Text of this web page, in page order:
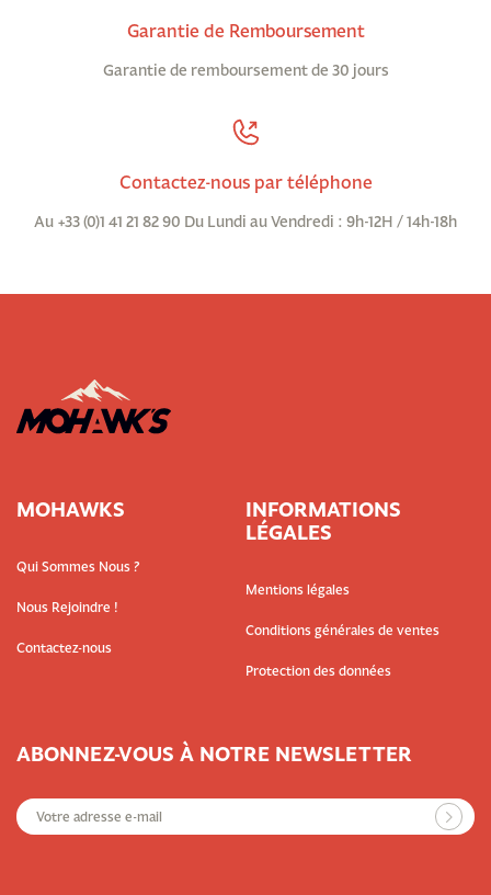
Garantie de Remboursement
Garantie de remboursement de 30 jours
Contactez-nous par téléphone
Au +33 (0)1 41 21 82 90 Du Lundi au Vendredi : 9h-12H / 14h-18h
MOHAWKS
Qui Sommes Nous ?
Nous Rejoindre !
Contactez-nous
INFORMATIONS
LÉGALES
Mentions légales
Conditions générales de ventes
Protection des données
ABONNEZ-VOUS À NOTRE NEWSLETTER